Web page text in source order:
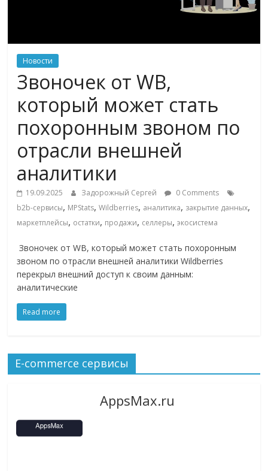
логистике,
технологиях,
соцсетях
Портал
онлайн-
торговле,
сервисах
для
Commerce,
ритейле,
логистике,
технологиях,
соцсетях.
Нам
как
знать
жизнь
людей
Новости
Звоночек от WB,
который может стать
похоронным звоном по
отрасли внешней
аналитики
19.09.2025 Задорожный Сергей
0 Comments
b2b-сервисы, MPStats,Wildberries, аналитика, закрытие данных,
маркетплейсы, остатки, продажи, селлеры,экосистема
Звоночек от WB, который может стать похоронным
звоном по отрасли внешней аналитики Wildberries
перекрыл внешний доступ к своим данным:
аналитические
Read more
E-commerce сервисы
AppsMax.ru